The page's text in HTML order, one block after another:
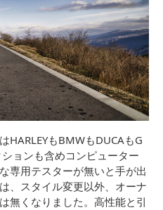
HARLEYもBMWもDUCAもG
ョンも含めコンピューター
専用テスターが無いと手が出
、スタイル変更以外、オーナ
無くなりました。高性能と引